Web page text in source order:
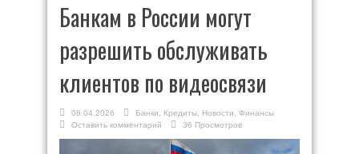
Банкам в России могут
разрешить обслуживать
клиентов по видеосвязи
08.04.2026 Банки Кредиты Новости
Финансы
Оставить комментарий
36 Просмотров